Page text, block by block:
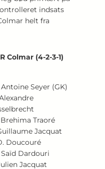
indsats
helt fra
Colmar (4-2-3-1)
Seyer (GK)
Traoré
Jacquat
Doucouré
Dardouri
Jacquat